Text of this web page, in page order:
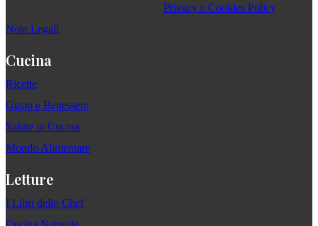
Privacy e Cookies Policy
Note Legali
Cucina
Ricette
Gusto e Benessere
Salute in Cucina
Mondo Alimentare
Letture
I Libri dello Chef